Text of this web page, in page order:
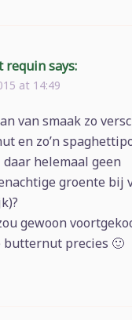
requin says:
at 14:49
van smaak zo
en zo’n
helemaal geen
groente bij
gewoon
butternut precies 🙂